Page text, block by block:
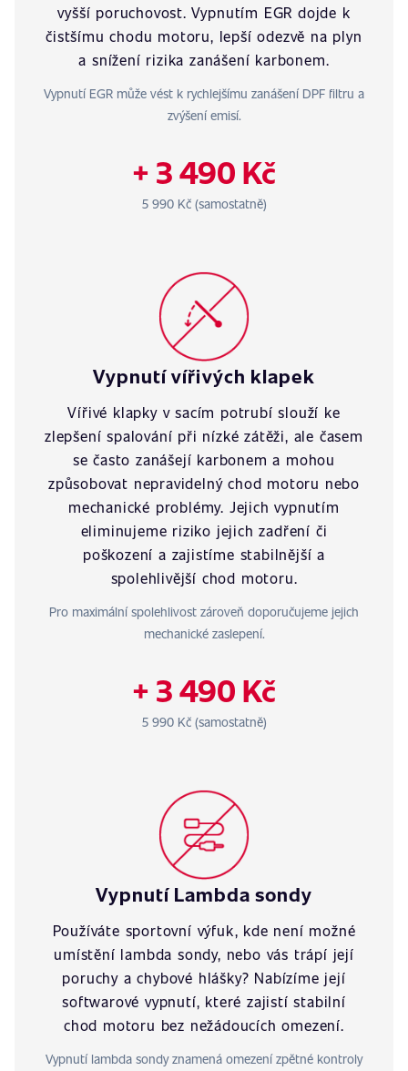
vyšší poruchovost. Vypnutím EGR dojde k
čistšímu chodu motoru, lepší odezvě na plyn
a snížení rizika zanášení karbonem.
Vypnutí EGR může vést k rychlejšímu zanášení DPF filtru a
zvýšení emisí.
+ 3 490 Kč
5 990 Kč (samostatně)
Vypnutí vířivých klapek
Vířivé klapky v sacím potrubí slouží ke
zlepšení spalování při nízké zátěži, ale časem
se často zanášejí karbonem a mohou
způsobovat nepravidelný chod motoru nebo
mechanické problémy. Jejich vypnutím
eliminujeme riziko jejich zadření či
poškození a zajistíme stabilnější a
spolehlivější chod motoru.
Pro maximální spolehlivost zároveň doporučujeme jejich
mechanické zaslepení.
+ 3 490 Kč
5 990 Kč (samostatně)
Vypnutí Lambda sondy
Používáte sportovní výfuk, kde není možné
umístění lambda sondy, nebo vás trápí její
poruchy a chybové hlášky? Nabízíme její
softwarové vypnutí, které zajistí stabilní
chod motoru bez nežádoucích omezení.
Vypnutí lambda sondy znamená omezení zpětné kontroly